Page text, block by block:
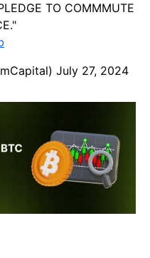
TO COMMMUTE
July 27, 2024